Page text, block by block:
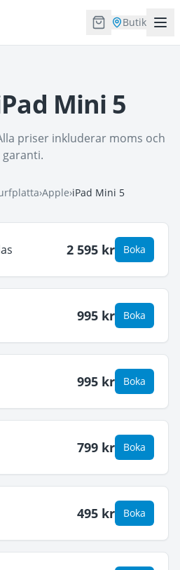
Butik
Mini 5
priser inkluderar moms och
garanti.
›Apple›iPad Mini 5
2 595 kr Boka
995 kr Boka
995 kr Boka
799 kr Boka
495 kr Boka